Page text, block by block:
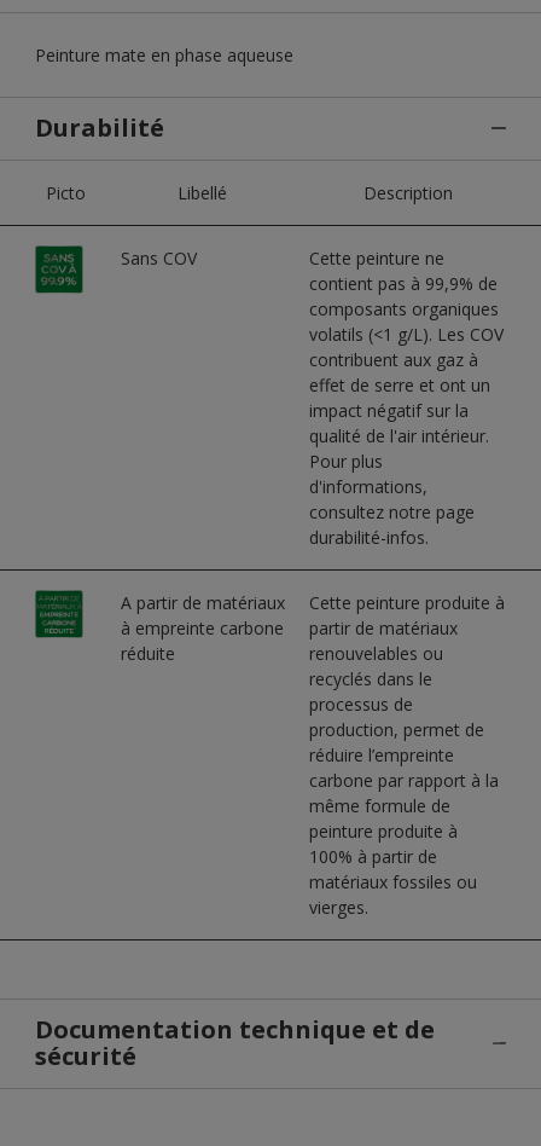
Peinture mate en phase aqueuse
Durabilité
Picto Libellé Description
Sans COV
Cette peinture ne
contient pas à 99,9% de
composants organiques
volatils (<1 g/L). Les COV
contribuent aux gaz à
effet de serre et ont un
impact négatif sur la
qualité de l'air intérieur.
Pour plus
d'informations,
consultez notre page
durabilité-infos.
A partir de matériaux
à empreinte carbone
réduite
Cette peinture produite à
partir de matériaux
renouvelables ou
recyclés dans le
processus de
production, permet de
réduire l’empreinte
carbone par rapport à la
même formule de
peinture produite à
100% à partir de
matériaux fossiles ou
vierges.
Documentation technique et de
sécurité